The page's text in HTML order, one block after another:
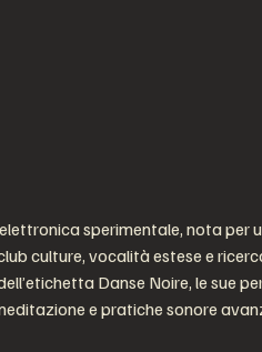
sperimentale, nota per
culture, vocalità estese e
Danse Noire, le sue
e pratiche sonore